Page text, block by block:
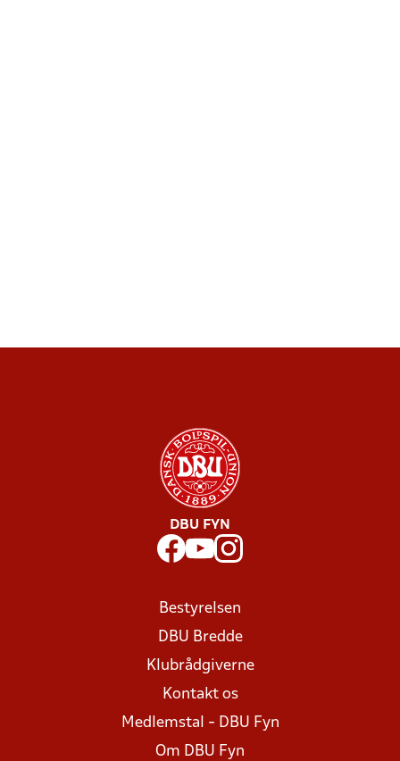
DBU FYN
Bestyrelsen
DBU Bredde
Klubrådgiverne
Kontakt os
Medlemstal - DBU Fyn
Om DBU Fyn